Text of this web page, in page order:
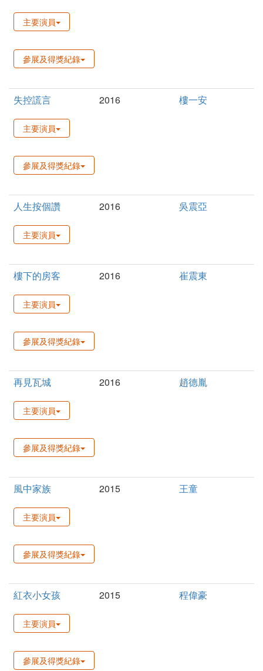
主要演員
參展及得獎紀錄
失控謊言 2016 樓一安
主要演員
參展及得獎紀錄
人生按個讚 2016 吳震亞
主要演員
樓下的房客 2016 崔震東
主要演員
參展及得獎紀錄
再見瓦城 2016 趙德胤
主要演員
參展及得獎紀錄
風中家族 2015 王童
主要演員
參展及得獎紀錄
紅衣小女孩 2015 程偉豪
主要演員
參展及得獎紀錄